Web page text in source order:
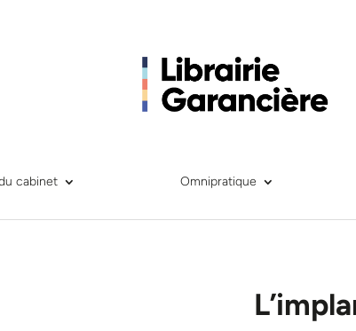
cabinet Omnipratique